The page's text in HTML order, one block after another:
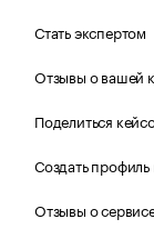
Стать экспертом
Отзывы о вашей
Поделиться
Создать
Отзывы о